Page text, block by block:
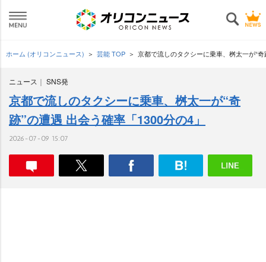
ホーム (オリコンニュース) 芸能 TOP 京都で流しのタクシーに乗車、桝太一が“
ニュース SNS発
京都で流しのタクシーに乗車、桝太一が“奇
跡”の遭遇 出会う確率「1300分の4」
2026-07-09 15:07